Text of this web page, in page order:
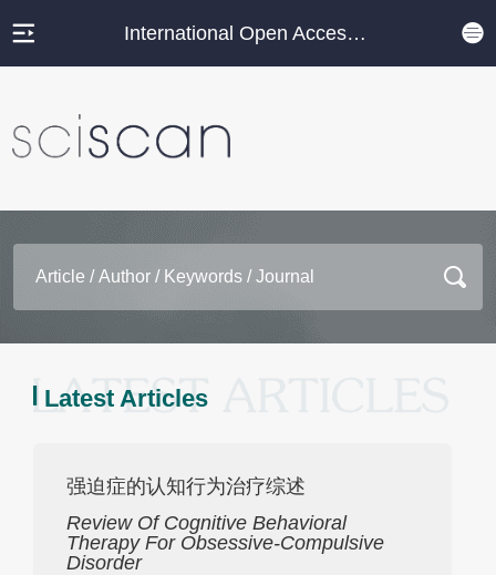
International Open Access Journal Platform
Latest Articles
强迫症的认知行为治疗综述
Review Of Cognitive Behavioral
Therapy For Obsessive-Compulsive
Disorder